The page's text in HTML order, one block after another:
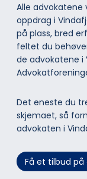
Alle advokatene
oppdrag i
på plass, bred
feltet du
de advokatene i
Det eneste du
skjemaet, så
advokaten i
Få et tilbud